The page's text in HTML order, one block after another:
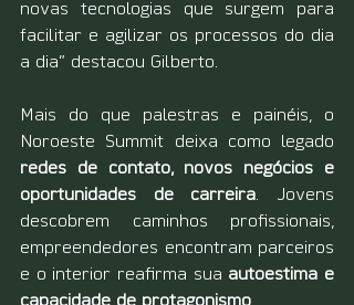
novas tecnologias que surgem para
facilitar e agilizar os processos do dia
a dia” destacou Gilberto.
Mais do que palestras e painéis, o
redes de contato, novos negócios e
oportunidades de carreira. Jovens
descobrem caminhos profissionais,
empreendedores encontram parceiros
e o interior reafirma sua autoestima e